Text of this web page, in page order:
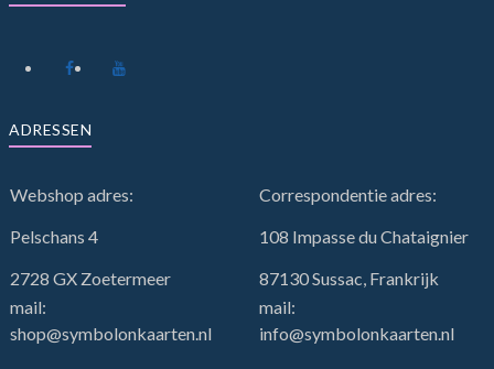
ADRESSEN
Webshop adres:
Correspondentie adres:
Pelschans 4
108 Impasse du Chataignier
2728 GX Zoetermeer
87130 Sussac, Frankrijk
mail:
shop@symbolonkaarten.nl
mail:
info@symbolonkaarten.nl